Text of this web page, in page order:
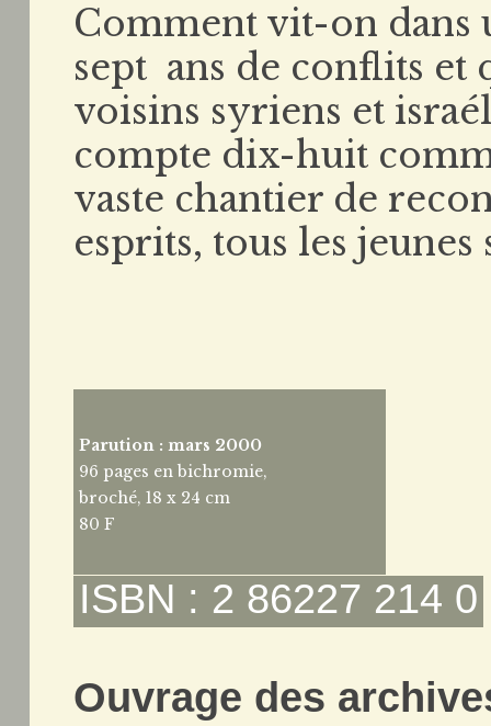
Comment vit-on dans
sept ans de conflits et
voisins syriens et
compte dix-huit
vaste chantier de
esprits, tous les jeunes
Parution : mars 2000
96 pages en bichromie,
broché, 18 x 24 cm
80 F
ISBN : 2 86227 214 0
Ouvrage des